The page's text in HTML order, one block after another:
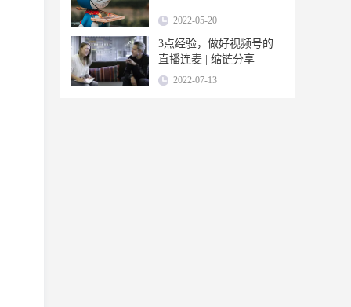
2022-05-20
3点经验，做好视频号的
直播连麦 | 缩链分享
2022-07-13